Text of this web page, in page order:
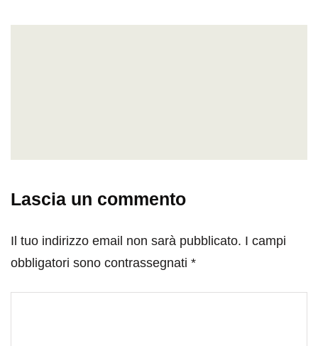
Lascia un commento
Il tuo indirizzo email non sarà pubblicato. I campi
obbligatori sono contrassegnati *